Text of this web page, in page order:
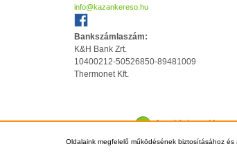
info@kazankereso.hu
Bankszámlaszám:
K&H Bank Zrt.
10400212-50526850-89481009
Thermonet Kft.
Oldalaink megfelelő működésének biztosításához
Az oldal tetejére